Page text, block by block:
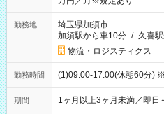
勤務地
埼玉県加須市
加須駅から車10分 / 久喜
物流・ロジスティクス
勤務時間 (1)09:00-17:00(休憩60分)
期間 1ヶ月以上3ヶ月未満／即日